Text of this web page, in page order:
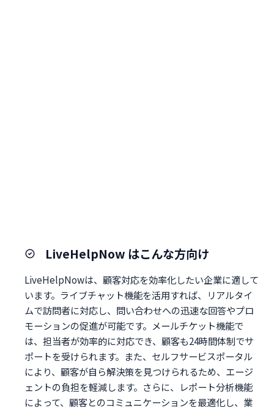
LiveHelpNow はこんな方向け
LiveHelpNowは、顧客対応を効率化したい企業に適して
います。ライブチャット機能を活用すれば、リアルタイ
ムで訪問者に対応し、問い合わせへの迅速な回答やプロ
モーションの促進が可能です。メールチケット機能で
は、担当者が効率的に対応でき、顧客も24時間体制でサ
ポートを受けられます。また、セルフサービスポータル
により、顧客が自ら解決策を見つけられるため、エージ
ェントの負担を軽減します。さらに、レポート分析機能
によって、顧客とのコミュニケーションを最適化し、業